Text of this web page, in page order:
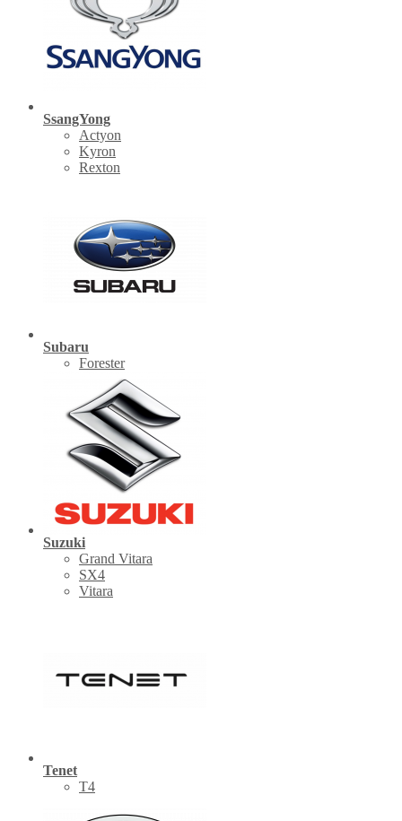
SsangYong
Actyon
Kyron
Rexton
Subaru
Forester
Suzuki
Grand Vitara
SX4
Vitara
Tenet
Т4